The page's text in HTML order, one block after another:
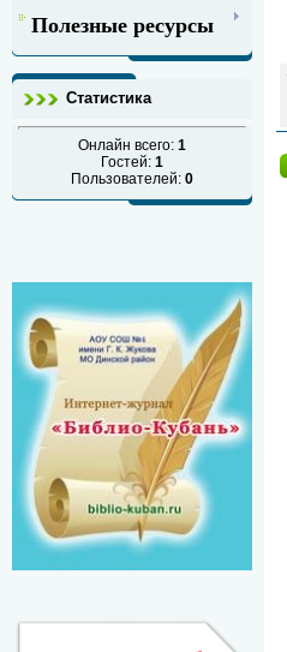
Полезные ресурсы
Статистика
Онлайн всего: 1
Гостей: 1
Пользователей: 0